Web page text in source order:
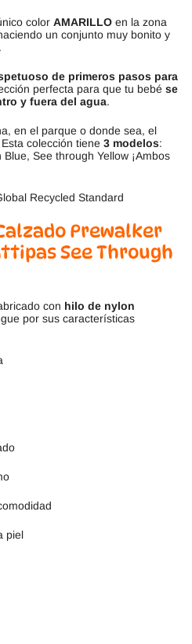
color AMARILLO en la zona
un conjunto muy bonito y
de primeros pasos para
perfecta para que tu bebé se
y fuera del agua.
en el parque o donde sea, el
colección tiene 3 modelos:
See through Yellow ¡Ambos
Recycled Standard
Prewalker
See Through
con hilo de nylon
por sus características
piel